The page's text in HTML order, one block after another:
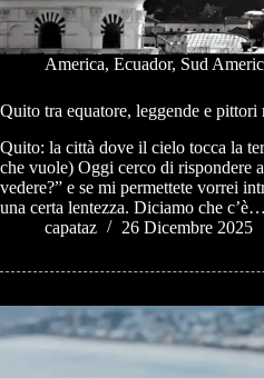
America, Ecuador, Sud
Quito tra equatore, leggende e pittori
Quito: la città dove il cielo tocca la
che vuole) Oggi cerco di rispondere
vedere?” e se mi permettete vorrei
una certa lentezza. Diciamo che c’è…
capataz
26 Dicembre 2025